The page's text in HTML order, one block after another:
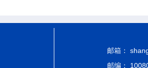
邮箱：
邮编：